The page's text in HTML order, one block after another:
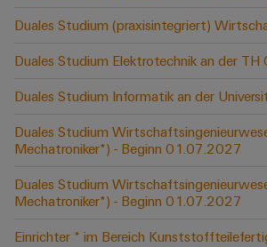
Duales Studium (praxisintegriert)
Duales Studium Elektrotechnik an der
Duales Studium Informatik an der
Duales Studium
Mechatroniker*) - Beginn 01.07.2027
Duales Studium
Mechatroniker*) - Beginn 01.07.2027
Einrichter * im Bereich